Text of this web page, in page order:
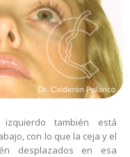
también está
con lo que la ceja y el
desplazados en esa